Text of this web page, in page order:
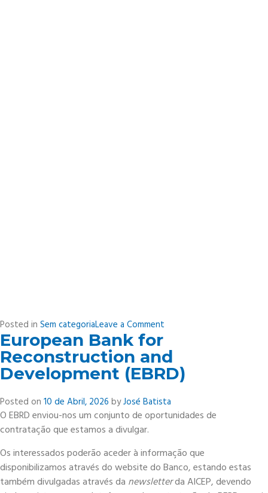
Posted in Sem categoriaLeave a Comment
Projeto
MOVER
European Bank for
Reconstruction and
Development (EBRD)
Posted on 10 de Abril, 2026 byJosé Batista
O EBRD enviou-nos um conjunto de oportunidades de
contratação que estamos a divulgar.
Os interessados poderão aceder à informação que
disponibilizamos através do website do Banco, estando estas
também divulgadas através da newsletterda AICEP, devendo